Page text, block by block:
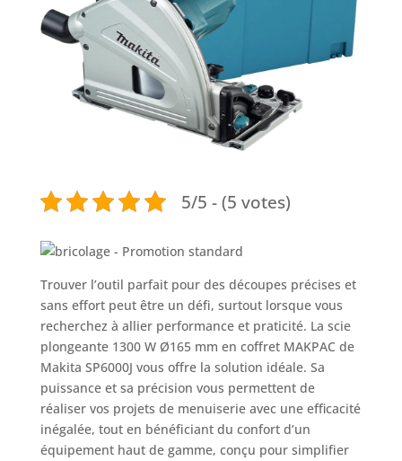
5/5 - (5 votes)
Trouver l’outil parfait pour des découpes précises et
sans effort peut être un défi, surtout lorsque vous
recherchez à allier performance et praticité. La scie
plongeante 1300 W Ø165 mm en coffret MAKPAC de
Makita SP6000J vous offre la solution idéale. Sa
puissance et sa précision vous permettent de
réaliser vos projets de menuiserie avec une efficacité
inégalée, tout en bénéficiant du confort d’un
équipement haut de gamme, conçu pour simplifier